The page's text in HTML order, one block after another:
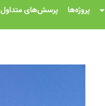
پروژه‌ها پرسش‌های متداول